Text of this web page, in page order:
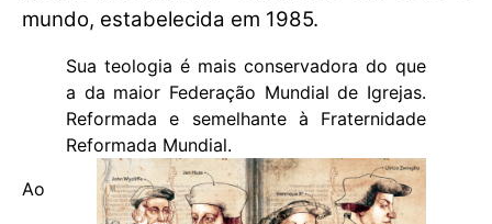
mundo, estabelecida em 1985.
Sua teologia é mais conservadora do que
a da maior Federação Mundial de Igrejas.
Reformada e semelhante à Fraternidade
Reformada Mundial.
Ao